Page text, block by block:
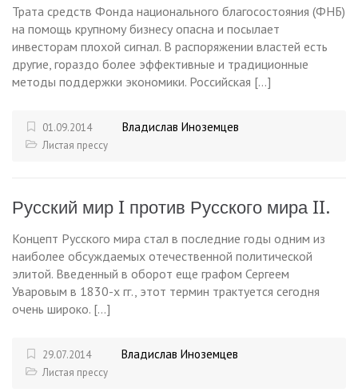
Трата средств Фонда национального благосостояния (ФНБ)
на помощь крупному бизнесу опасна и посылает
инвесторам плохой сигнал. В распоряжении властей есть
другие, гораздо более эффективные и традиционные
методы поддержки экономики. Российская […]
01.09.2014 Владислав Иноземцев
Листая прессу
Русский мир I против Русского мира II.
Концепт Русского мира стал в последние годы одним из
наиболее обсуждаемых отечественной политической
элитой. Введенный в оборот еще графом Сергеем
Уваровым в 1830-х гг., этот термин трактуется сегодня
очень широко. […]
29.07.2014 Владислав Иноземцев
Листая прессу